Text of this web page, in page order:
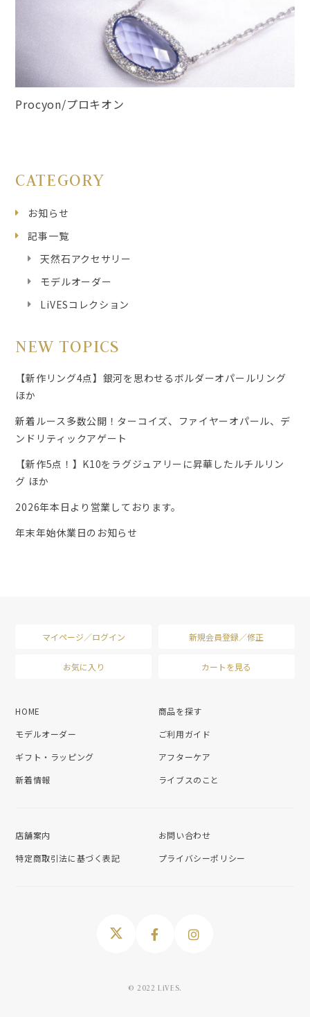
Procyon/プロキオン
CATEGORY
お知らせ
記事一覧
天然石アクセサリー
モデルオーダー
LiVESコレクション
NEW TOPICS
【新作リング4点】銀河を思わせるボルダーオパールリング
ほか
新着ルース多数公開！ターコイズ、ファイヤーオパール、デ
ンドリティックアゲート
【新作5点！】K10をラグジュアリーに昇華したルチルリン
グ ほか
2026年本日より営業しております。
年末年始休業日のお知らせ
マイページ／ログイン 新規会員登録／修正
お気に入り カートを見る
HOME
商品を探す
モデルオーダー
ご利用ガイド
ギフト・ラッピング
アフターケア
新着情報
ライブスのこと
店舗案内
お問い合わせ
特定商取引法に基づく表記
プライバシーポリシー
© 2022 LiVES.